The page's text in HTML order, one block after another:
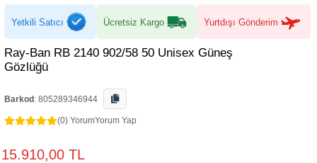
Yetkili Satıcı Ücretsiz Kargo Yurtdışı Gönderim
Ray-Ban RB 2140 902/58 50 Unisex Güneş
Gözlüğü
Barkod : 805289346944
(0) YorumYorum Yap
15.910,00 TL